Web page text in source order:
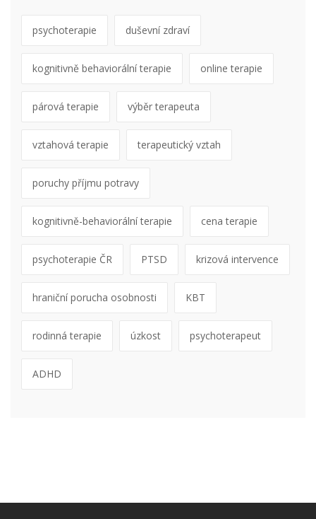
psychoterapie duševní zdraví
kognitivně behaviorální terapie online terapie
párová terapie výběr terapeuta
vztahová terapie terapeutický vztah
poruchy příjmu potravy
kognitivně-behaviorální terapie cena terapie
psychoterapie ČR PTSD krizová intervence
hraniční porucha osobnosti KBT
rodinná terapie úzkost psychoterapeut
ADHD